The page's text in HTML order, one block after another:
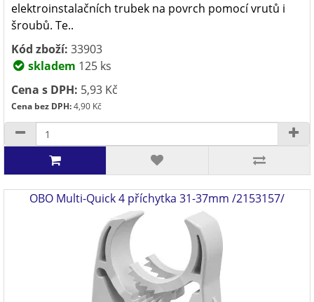
elektroinstalačních trubek na povrch pomocí vrutů i
šroubů. Te..
Kód zboží: 33903
skladem 125 ks
Cena s DPH: 5,93 Kč
Cena bez DPH:4,90 Kč
OBO Multi-Quick 4 příchytka 31-37mm /2153157/